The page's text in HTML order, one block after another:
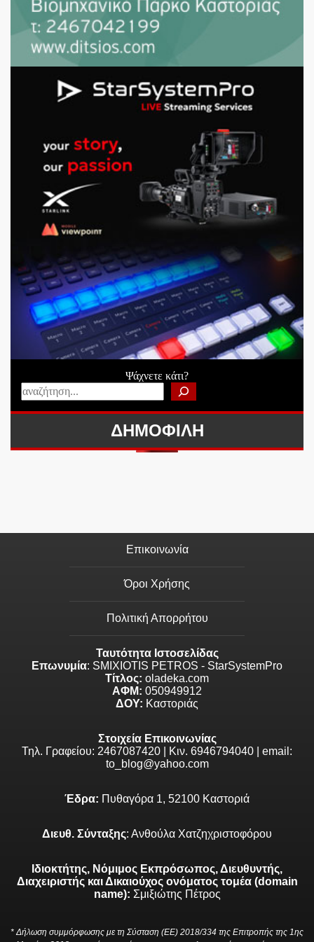
Ψάχνετε κάτι?
ΔΗΜΟΦΙΛΗ
Επικοινωνία
Όροι Χρήσης
Πολιτική Απορρήτου
Ταυτότητα Ιστοσελίδας
Επωνυμία: SMIXIOTIS PETROS - StarSystemPro
Τίτλος: oladeka.com
ΑΦΜ: 050949912
ΔΟΥ: Καστοριάς
Στοιχεία Επικοινωνίας
Τηλ. Γραφείου: 2467087420 | Κιν. 6946794040 | email:
to_blog@yahoo.com
Έδρα: Πυθαγόρα 1, 52100 Καστοριά
Διευθ. Σύνταξης: Ανθούλα Χατζηχριστοφόρου
Ιδιοκτήτης, Νόμιμος Εκπρόσωπος, Διευθυντής,
Διαχειριστής και Δικαιούχος ονόματος τομέα (domain
name): Σμιξιώτης Πέτρος
* Δήλωση συμμόρφωσης με τη Σύσταση (ΕΕ) 2018/334 της Επιτροπής της 1ης